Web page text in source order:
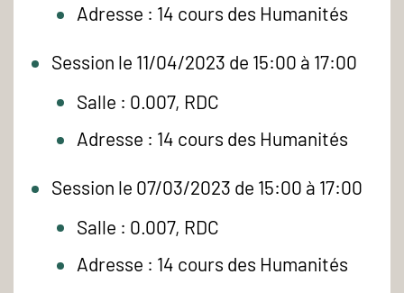
Adresse : 14 cours des Humanités
Session le 11/04/2023 de 15:00 à 17:00
Salle : 0.007, RDC
Adresse : 14 cours des Humanités
Session le 07/03/2023 de 15:00 à 17:00
Salle : 0.007, RDC
Adresse : 14 cours des Humanités